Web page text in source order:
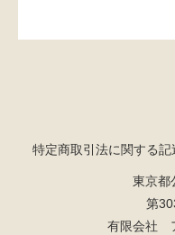
特定商取引法に関する記
東京
第
有限会社